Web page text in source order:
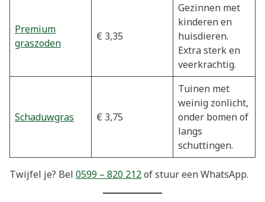
Premium
graszoden
€ 3,35
Gezinnen met
kinderen en
huisdieren.
Extra sterk en
veerkrachtig.
Schaduwgras € 3,75
Tuinen met
weinig zonlicht,
onder bomen of
langs
schuttingen.
Twijfel je? Bel 0599 – 820 212of stuur een WhatsApp.